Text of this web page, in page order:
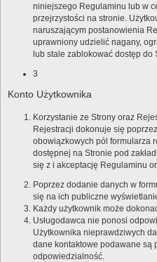
niniejszego Regulaminu lub w
przejrzystości na stronie.
naruszającym postanowienia
uprawniony udzielić nagany,
lub stale zablokować dostęp do
3
Konto Użytkownika
Korzystanie ze Strony oraz
Rejestracji dokonuje się
obowiązkowych pól formularza
dostępnej na Stronie pod
się z i akceptację Regulaminu
Poprzez dodanie danych w
się na ich publiczne
Każdy użytkownik może
Usługodawca nie ponosi
Użytkownika nieprawdziwych
dane kontaktowe podawane są
odpowiedzialność.